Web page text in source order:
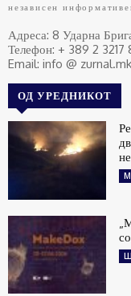
независен
Адреса: 8 Ударна
Телефон: + 389 2 3217
Email: info @ zurnal.mk
ОД УРЕДНИКОТ